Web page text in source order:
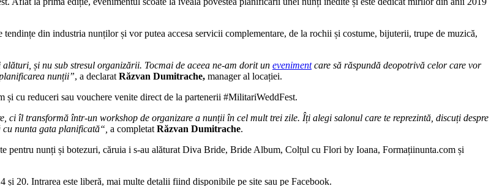
din industria nunților și vor putea accesa servicii complementare, de la rochii și costume, bijuterii, trupe de muzică,
și nu sub stresul organizării. Tocmai de aceea ne-am dorit un evenimentcare să răspundă deopotrivă celor care vor
nunții”, a declarat Răzvan Dumitrache, manager al locației.
cu reduceri sau vouchere venite direct de la partenerii #MilitariWeddFest.
ci îl transformă într-un workshop de organizare a nunții în cel mult trei zile. Îți alegi salonul care te reprezintă, discuți despre
nunta gata planificată“, a completat Răzvan Dumitrache.
pentru nunți și botezuri, căruia i s-au alăturat Diva Bride, Bride Album, Colțul cu Flori by Ioana, Formațiinunta.com și
20. Intrarea este liberă, mai multe detalii fiind disponibile pe site sau pe Facebook.